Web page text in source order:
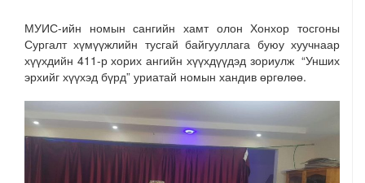
МУИС-ийн номын сангийн хамт олон Хонхор тосгоны
Сургалт хүмүүжлийн тусгай байгууллага буюу хуучнаар
хүүхдийн 411-р хорих ангийн хүүхдүүдэд зориулж “Унших
эрхийг хүүхэд бүрд” уриатай номын хандив өргөлөө.